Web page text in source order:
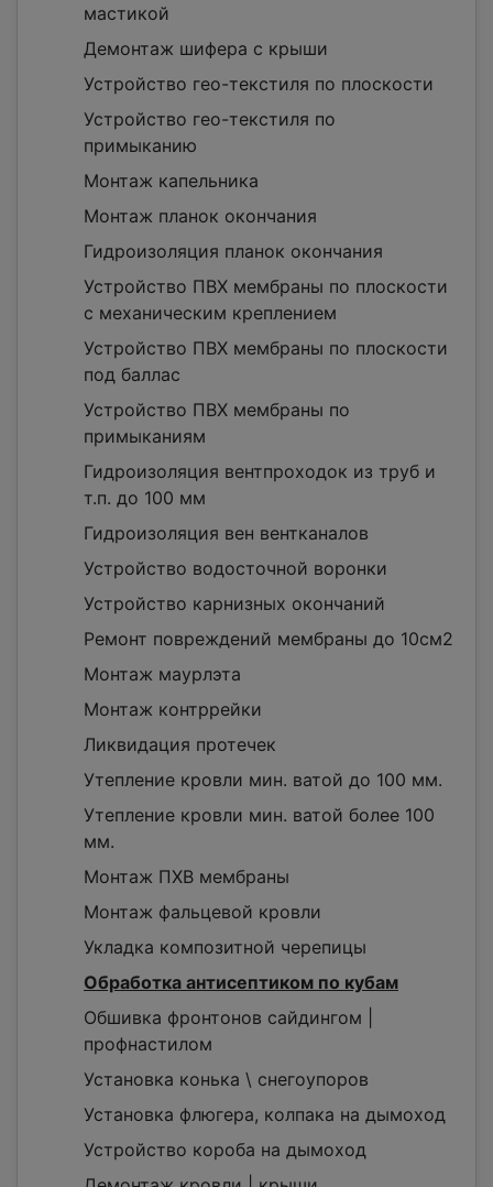
мастикой
Демонтаж шифера с крыши
Устройство гео-текстиля по плоскости
Устройство гео-текстиля по
примыканию
Монтаж капельника
Монтаж планок окончания
Гидроизоляция планок окончания
Устройство ПВХ мембраны по плоскости
с механическим креплением
Устройство ПВХ мембраны по плоскости
под баллас
Устройство ПВХ мембраны по
примыканиям
Гидроизоляция вентпроходок из труб и
т.п. до 100 мм
Гидроизоляция вен вентканалов
Устройство водосточной воронки
Устройство карнизных окончаний
Ремонт повреждений мембраны до 10см2
Монтаж маурлэта
Монтаж контррейки
Ликвидация протечек
Утепление кровли мин. ватой до 100 мм.
Утепление кровли мин. ватой более 100
мм.
Монтаж ПХВ мембраны
Монтаж фальцевой кровли
Укладка композитной черепицы
Обработка антисептиком по кубам
Обшивка фронтонов сайдингом |
профнастилом
Установка конька \ снегоупоров
Установка флюгера, колпака на дымоход
Устройство короба на дымоход